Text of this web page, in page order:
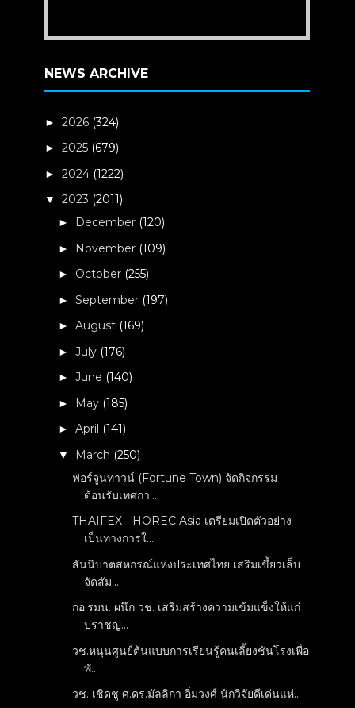
NEWS ARCHIVE
►2026 (324)
►2025 (679)
►2024 (1222)
▼2023 (2011)
► December (120)
► November (109)
► October (255)
►September (197)
►August (169)
►July (176)
►June (140)
► May (185)
►April (141)
▼ March (250)
ฟอร์จูนทาวน์ (Fortune Town) จัดกิจกรรม
ต้อนรับเทศกา...
THAIFEX - HOREC Asia เตรียมเปิดตัวอย่าง
เป็นทางการใ...
สันนิบาตสหกรณ์แห่งประเทศไทย เสริมเขี้ยวเล็บ
จัดสัม...
กอ.รมน. ผนึก วช. เสริมสร้างความเข้มแข็งให้แก่
ปราชญ...
วช.หนุนศูนย์ต้นแบบการเรียนรู้คนเลี้ยงชันโรงเพื่อ
พั...
วช. เชิดชู ศ.ดร.มัลลิกา อิ่มวงศ์ นักวิจัยดีเด่นแห่...